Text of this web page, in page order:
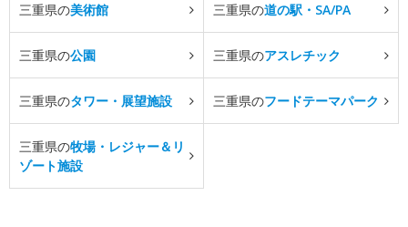
三重県の美術館 三重県の道の駅・SA/PA
三重県の公園 三重県のアスレチック
三重県のタワー・展望施設 三重県のフードテーマパーク
三重県の牧場・レジャー＆リ
ゾート施設